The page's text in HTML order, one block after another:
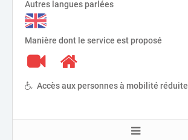
Autres langues parlées
Manière dont le service est proposé
Accès aux personnes à mobilité réduite